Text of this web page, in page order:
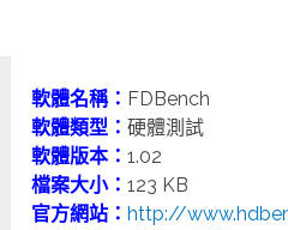
軟體名稱： FDBench
軟體類型：硬體測試
軟體版本：1.02
檔案大小：123 KB
官方網站： http://